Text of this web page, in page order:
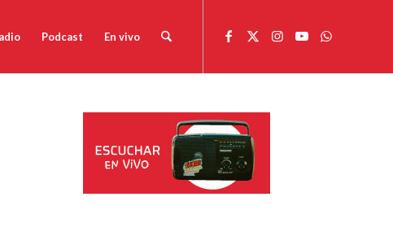
Podcast En vivo